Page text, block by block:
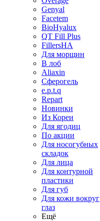
Genyal
Facetem
BioHyalux
QT Fill Plus
FillersHA
Для морщин
В лоб
Aliaxin
Сферогель
e.p.t.q
Repart
Новинки
Из Кореи
Для ягодиц
По акции
Для носогубных
складок
Для лица
Для контурной
пластики
Для губ
Для кожи вокруг
глаз
Ещё